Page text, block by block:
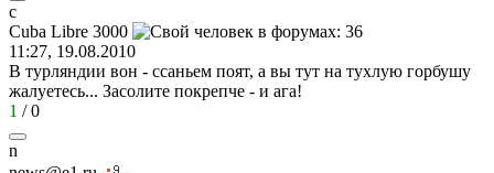
c
Cuba Libre 3000
11:27, 19.08.2010
В турляндии вон - ссаньем поят, а вы тут на тухлую горбушу
жалуетесь... Засолите покрепче - и ага!
1 /0
n